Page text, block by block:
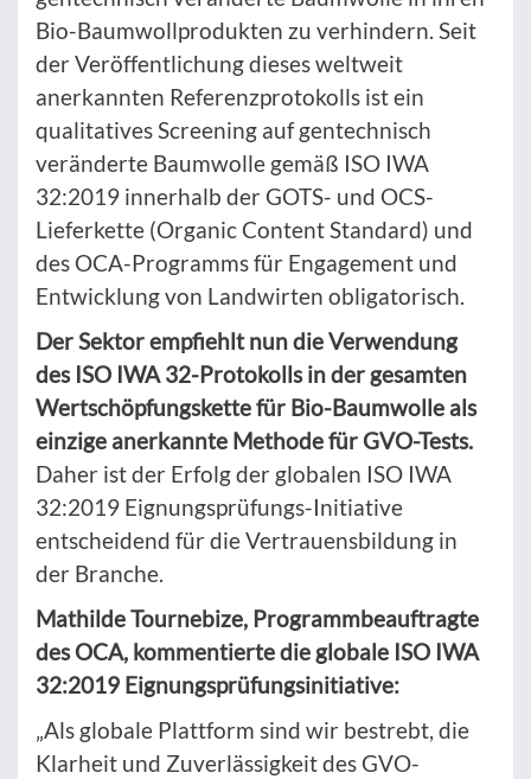
Bio-Baumwollprodukten zu verhindern. Seit
der Veröffentlichung dieses weltweit
anerkannten Referenzprotokolls ist ein
qualitatives Screening auf gentechnisch
veränderte Baumwolle gemäß ISO IWA
32:2019 innerhalb der GOTS- und OCS-
Lieferkette (Organic Content Standard) und
des OCA-Programms für Engagement und
Entwicklung von Landwirten obligatorisch.
Der Sektor empfiehlt nun die Verwendung
des ISO IWA 32-Protokolls in der gesamten
Wertschöpfungskette für Bio-Baumwolle als
einzige anerkannte Methode für GVO-Tests.
Daher ist der Erfolg der globalen ISO IWA
32:2019 Eignungsprüfungs-Initiative
entscheidend für die Vertrauensbildung in
der Branche.
Mathilde Tournebize, Programmbeauftragte
des OCA, kommentierte die globale ISO IWA
32:2019 Eignungsprüfungsinitiative:
„Als globale Plattform sind wir bestrebt, die
Klarheit und Zuverlässigkeit des GVO-